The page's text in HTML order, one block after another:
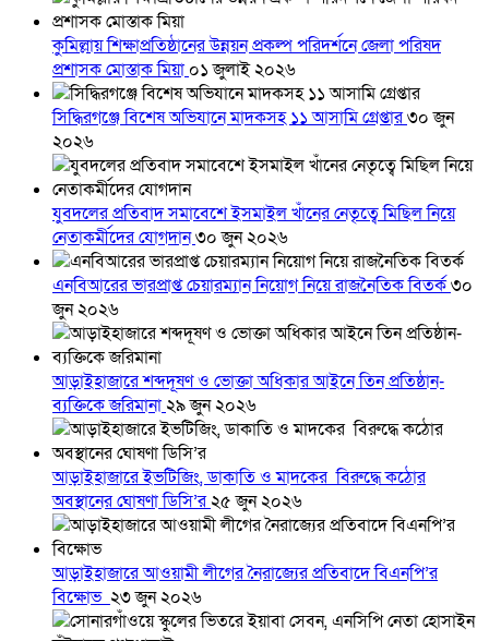
কুমিল্লায় শিক্ষাপ্রতিষ্ঠানের উন্নয়ন প্রকল্প পরিদর্শনে জেলা পরিষদ
প্রশাসক মোস্তাক মিয়া ০১ জুলাই ২০২৬
সিদ্ধিরগঞ্জে বিশেষ অভিযানে মাদকসহ ১১ আসামি গ্রেপ্তার৩০ জুন
২০২৬
যুবদলের প্রতিবাদ সমাবেশে ইসমাইল খাঁনের নেতৃত্বে মিছিল নিয়ে
নেতাকর্মীদের যোগদান৩০ জুন ২০২৬
এনবিআরের ভারপ্রাপ্ত চেয়ারম্যান নিয়োগ নিয়ে রাজনৈতিক বিতর্ক৩০
জুন ২০২৬
আড়াইহাজারে শব্দদূষণ ও ভোক্তা অধিকার আইনে তিন প্রতিষ্ঠান-
ব্যক্তিকে জরিমানা২৯ জুন ২০২৬
আড়াইহাজারে ইভটিজিং, ডাকাতি ও মাদকের বিরুদ্ধে কঠোর
অবস্থানের ঘোষণা ডিসি’র২৫ জুন ২০২৬
আড়াইহাজারে আওয়ামী লীগের নৈরাজ্যের প্রতিবাদে বিএনপি’র
বিক্ষোভ ২৩ জুন ২০২৬